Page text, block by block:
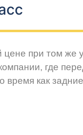
цене при том же
где
время как задние